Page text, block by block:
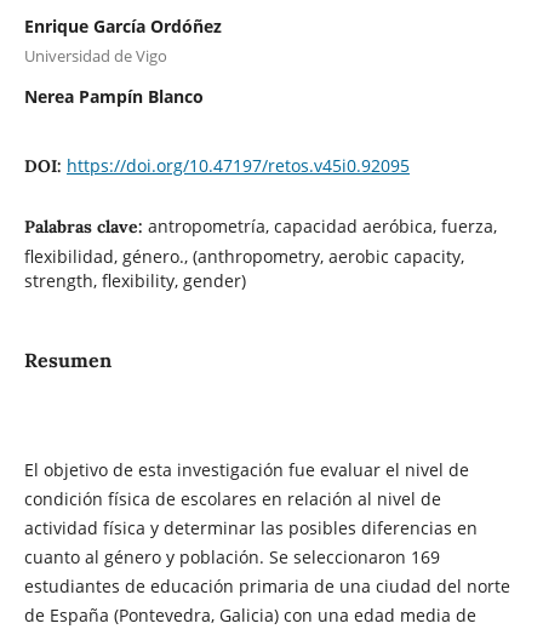
Enrique García Ordóñez
Universidad de Vigo
Nerea Pampín Blanco
DOI: https://doi.org/10.47197/retos.v45i0.92095
Palabras clave: antropometría, capacidad aeróbica, fuerza,
flexibilidad, género., (anthropometry, aerobic capacity,
strength, flexibility, gender)
Resumen
El objetivo de esta investigación fue evaluar el nivel de
condición física de escolares en relación al nivel de
actividad física y determinar las posibles diferencias en
cuanto al género y población. Se seleccionaron 169
estudiantes de educación primaria de una ciudad del norte
de España (Pontevedra, Galicia) con una edad media de